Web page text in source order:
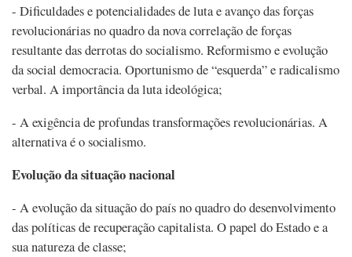
- Dificuldades e potencialidades de luta e avanço das forças
revolucionárias no quadro da nova correlação de forças
resultante das derrotas do socialismo. Reformismo e evolução
da social democracia. Oportunismo de “esquerda” e radicalismo
verbal. A importância da luta ideológica;
- A exigência de profundas transformações revolucionárias. A
alternativa é o socialismo.
Evolução da situação nacional
- A evolução da situação do país no quadro do desenvolvimento
das políticas de recuperação capitalista. O papel do Estado e a
sua natureza de classe;